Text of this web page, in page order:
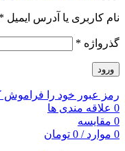
نام کاربری یا آدرس ایمیل *
گذرواژه *
ورود
رمز عبور خود را فراموش
0 علاقه مندی ها
0 مقایسه
0 موارد /
0 تومان